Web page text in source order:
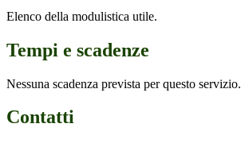
Elenco della modulistica utile.
Tempi e scadenze
Nessuna scadenza prevista per questo servizio.
Contatti